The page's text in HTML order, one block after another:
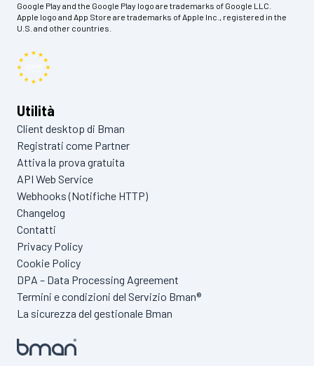
Google Play and the Google Play logo are trademarks of Google LLC.
Apple logo and App Store are trademarks of Apple Inc., registered in the
U.S. and other countries.
Utilità
Client desktop di Bman
Registrati come Partner
Attiva la prova gratuita
API Web Service
Webhooks (Notifiche HTTP)
Changelog
Contatti
Privacy Policy
Cookie Policy
DPA – Data Processing Agreement
Termini e condizioni del Servizio Bman®
La sicurezza del gestionale Bman